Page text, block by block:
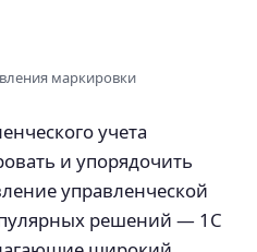
маркировки
учета
и упорядочить
управленческой
решений — 1С